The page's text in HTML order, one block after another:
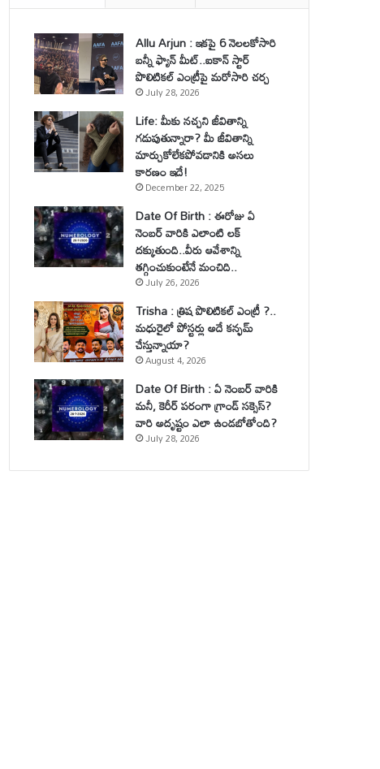
Allu Arjun : ఇకపై 6 నెలలకోసారి
బన్నీ ఫ్యాన్ మీట్..ఐకాన్ స్టార్
పొలిటికల్ ఎంట్రీపై మరోసారి చర్చ
July 28, 2026
Life: మీకు నచ్చని జీవితాన్ని
గడుపుతున్నారా? మీ జీవితాన్ని
మార్చుకోలేకపోవడానికి అసలు
కారణం ఇదే!
December 22, 2025
Date Of Birth : ఈరోజు ఏ
నెంబర్ వారికి ఎలాంటి లక్
దక్కుతుంది..వీరు ఆవేశాన్ని
తగ్గించుకుంటేనే మంచిది..
July 26, 2026
Trisha : త్రిష పొలిటికల్ ఎంట్రీ ?..
మధురైలో పోస్టర్లు అదే కన్ఫమ్
చేస్తున్నాయా?
August 4, 2026
Date Of Birth : ఏ నెంబర్ వారికి
మనీ, కెరీర్ పరంగా గ్రాండ్ సక్సెస్?
వారి అదృష్టం ఎలా ఉండబోతోంది?
July 28, 2026